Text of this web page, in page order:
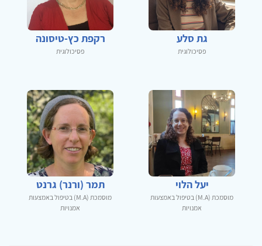
גת סלע
פסיכולוגית
רקפת כץ-טיסונה
פסיכולוגית
יעל הלוי
מוסמכת (M.A) בטיפול באמצעות
אמנויות
תמר (ורנר) גרנט
מוסמכת (M.A) בטיפול באמצעות
אמנויות